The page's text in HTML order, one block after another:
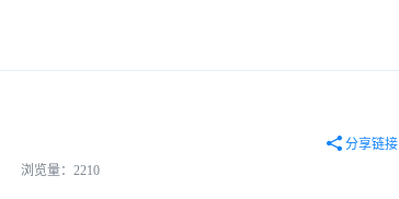
浏览量：2210
分享链接